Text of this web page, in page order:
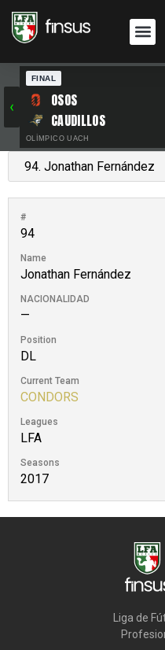
‹
FINAL
OSOS
CAUDILLOS
OLÍMPICO UACH
#
94
Name
Jonathan Fernández
NACIONALIDAD
—
Position
DL
Current Team
CONDORS
Leagues
LFA
Seasons
2017
Liga de